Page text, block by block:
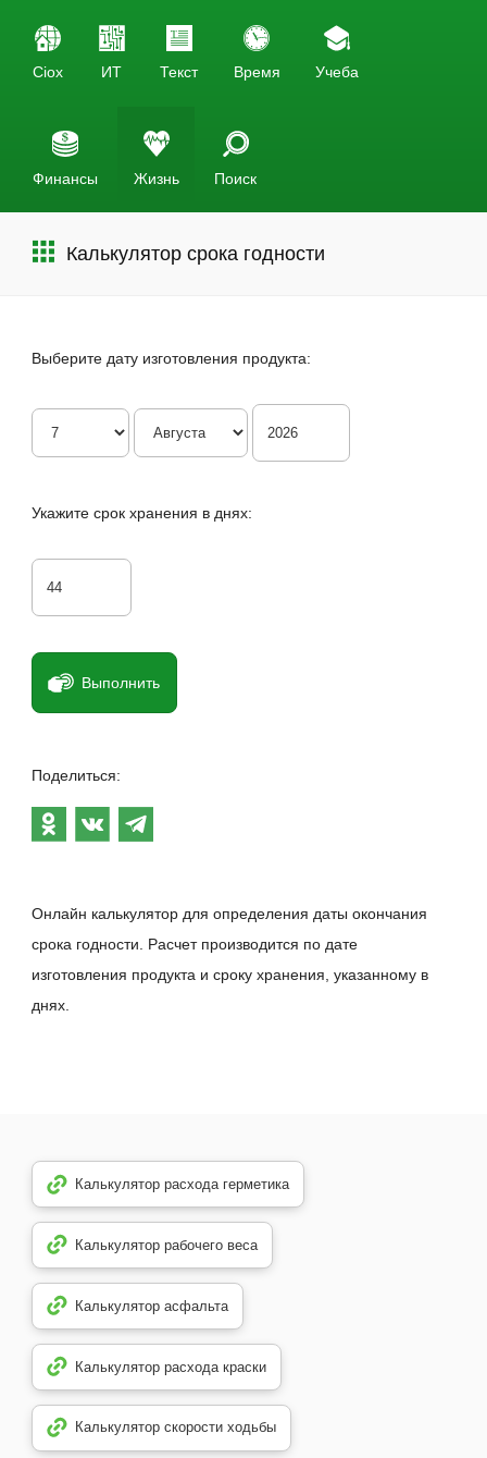
Ciox ИТ Текст Время Учеба
Финансы Жизнь Поиск
Калькулятор срока годности
Выберите дату изготовления продукта:
Укажите срок хранения в днях:
Выполнить
Поделиться:
Онлайн калькулятор для определения даты окончания
срока годности. Расчет производится по дате
изготовления продукта и сроку хранения, указанному в
днях.
Калькулятор расхода герметика
Калькулятор рабочего веса
Калькулятор асфальта
Калькулятор расхода краски
Калькулятор скорости ходьбы